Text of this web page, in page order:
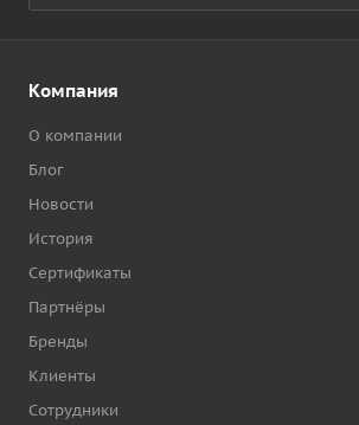
Компания
О компании
Блог
Новости
История
Сертификаты
Партнёры
Бренды
Клиенты
Сотрудники